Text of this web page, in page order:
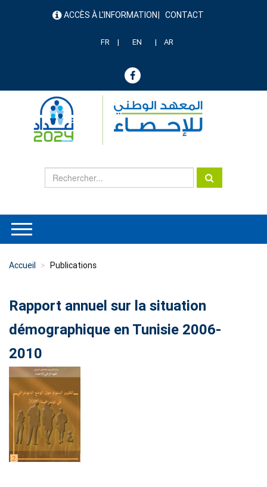
menu ACCÈS À L'INFORMATION CONTACT
FR EN AR
Accueil Publications
Rapport annuel sur la situation
démographique en Tunisie 2006-
2010